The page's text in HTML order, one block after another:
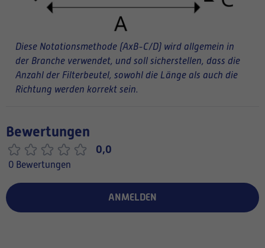
Diese Notationsmethode (AxB-C/D) wird allgemein in
der Branche verwendet, und soll sicherstellen, dass die
Anzahl der Filterbeutel, sowohl die Länge als auch die
Richtung werden korrekt sein.
Bewertungen
0,0
0 Bewertungen
ANMELDEN